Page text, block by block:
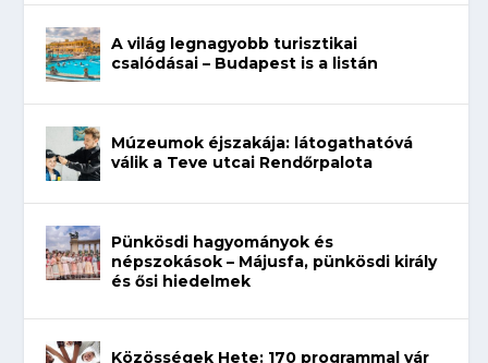
A világ legnagyobb turisztikai
csalódásai – Budapest is a listán
Múzeumok éjszakája: látogathatóvá
válik a Teve utcai Rendőrpalota
Pünkösdi hagyományok és
népszokások – Májusfa, pünkösdi király
és ősi hiedelmek
Közösségek Hete: 170 programmal vár